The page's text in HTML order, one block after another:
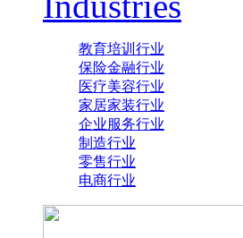
教育培训行业
保险金融行业
医疗美容行业
家居家装行业
企业服务行业
制造行业
零售行业
电商行业